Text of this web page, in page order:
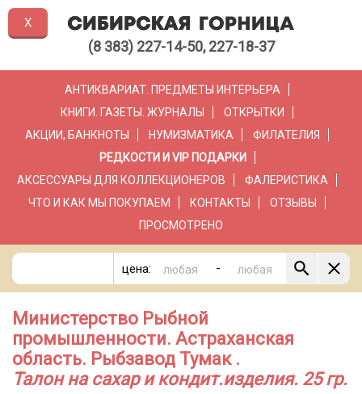
(8 383) 227-14-50, 227-18-37
АНТИКВАРИАТ. ПРЕДМЕТЫ ИНТЕРЬЕРА
КНИГИ. ГАЗЕТЫ. ЖУРНАЛЫ
ОТКРЫТКИ
АКЦИИ, БАНКНОТЫ
НУМИЗМАТИКА
ФИЛАТЕЛИЯ
РЕДКОСТИ И VIP ПОДАРКИ
АКСЕССУАРЫ ДЛЯ КОЛЛЕКЦИОНЕРОВ
ФАЛЕРИСТИКА
ЧТО И КАК МЫ ПОКУПАЕМ
КОНТАКТЫ
ОТЗЫВЫ
ПРОСМОТРЕНО
цена: -
Министерство Рыбной
промышленности. Астраханская
область. Рыбзавод Тумак .
Талон на сахар и кондит.изделия. 25 гр.
X